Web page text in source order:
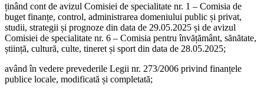
ținând cont de avizul Comisiei de specialitate nr. 1 – Comisia de
buget finanțe, control, administrarea domeniului public și privat,
studii, strategii și prognoze din data de 29.05.2025 și de avizul
Comisiei de specialitate nr. 6 – Comisia pentru învățământ, sănătate,
știință, cultură, culte, tineret și sport din data de 28.05.2025;
având în vedere prevederile Legii nr. 273/2006 privind finanțele
publice locale, modificată și completată;